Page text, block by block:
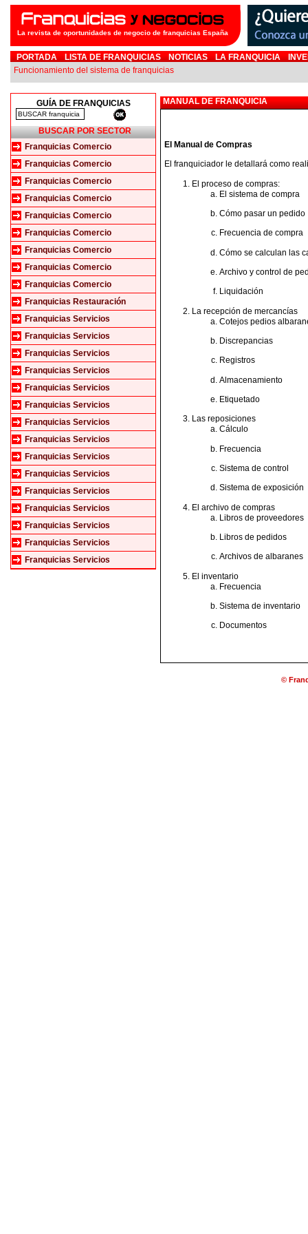
La revista de oportunidades de negocio de franquicias España
PORTADA LISTA DE FRANQUICIAS NOTICIAS LA FRANQUICIA
Funcionamiento del sistema de franquicias
GUÍA DE FRANQUICIAS
BUSCAR POR SECTOR
Franquicias Comercio
Franquicias Comercio
Franquicias Comercio
Franquicias Comercio
Franquicias Comercio
Franquicias Comercio
Franquicias Comercio
Franquicias Comercio
Franquicias Comercio
Franquicias Restauración
Franquicias Servicios
Franquicias Servicios
Franquicias Servicios
Franquicias Servicios
Franquicias Servicios
Franquicias Servicios
Franquicias Servicios
Franquicias Servicios
Franquicias Servicios
Franquicias Servicios
Franquicias Servicios
Franquicias Servicios
Franquicias Servicios
Franquicias Servicios
Franquicias Servicios
MANUAL DE FRANQUICIA
El Manual de Compras
El franquiciador le detallará como
El proceso de compras:
El sistema de compra
Cómo pasar un pedido
Frecuencia de compra
Cómo se calculan las
Archivo y control de
Liquidación
La recepción de mercancías
Cotejos pedios
Discrepancias
Registros
Almacenamiento
Etiquetado
Las reposiciones
Cálculo
Frecuencia
Sistema de control
Sistema de exposición
El archivo de compras
Libros de proveedores
Libros de pedidos
Archivos de albaranes
El inventario
Frecuencia
Sistema de inventario
Documentos
©